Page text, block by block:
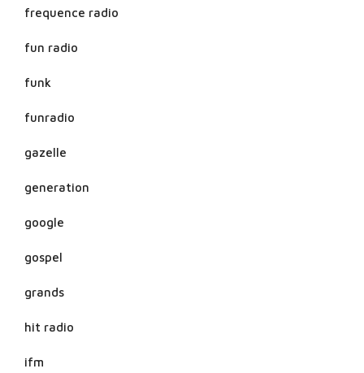
frequence radio
fun radio
funk
funradio
gazelle
generation
google
gospel
grands
hit radio
ifm